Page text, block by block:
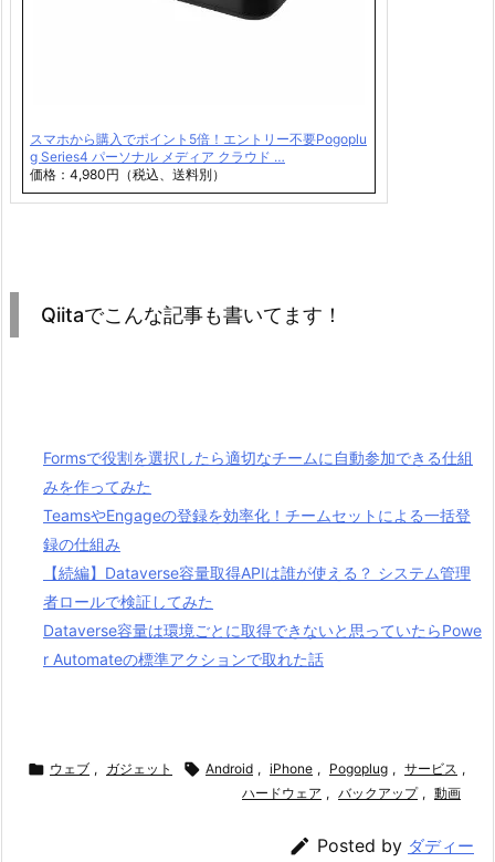
スマホから購入でポイント5倍！エントリー不要Pogoplu
g Series4 パーソナル メディア クラウド …
価格：4,980円（税込、送料別）
Qiitaでこんな記事も書いてます！
Formsで役割を選択したら適切なチームに自動参加できる仕組
みを作ってみた
TeamsやEngageの登録を効率化！チームセットによる一括登
録の仕組み
【続編】Dataverse容量取得APIは誰が使える？ システム管理
者ロールで検証してみた
Dataverse容量は環境ごとに取得できないと思っていたらPowe
r Automateの標準アクションで取れた話
 ウェブ , ガジェット  Android , iPhone , Pogoplug , サービス ,
ハードウェア , バックアップ , 動画
 Posted by ダディー